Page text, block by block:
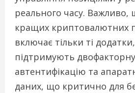
реального часу. Важливо,
кращих криптовалютних
включає тільки ті додатки,
підтримують двофакторну
автентифікацію та
даних, що критично для